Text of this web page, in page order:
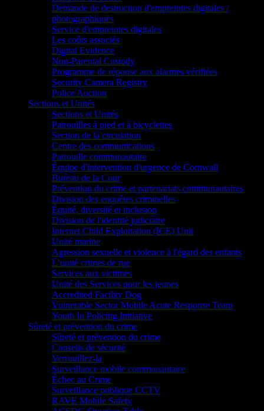
Demande de destruction d'empreintes digitales /
photographiques
Service d'empreintes digitales
Les coûts associés
Digital Evidence
Non-Parental Custody
Programme de réponse aux alarmes vérifiées
Security Camera Registry
Police Auction
Sections et Unités
Sections et Unités
Patrouilles à pied et à bicyclettes
Section de la circulation
Centre des communications
Patrouille communautaire
Équipe d'intervention d'urgence de Cornwall
Bureau de la Cour
Prévention du crime et partenariats communautaires
Division des enquêtes criminelles
Équité, diversité et inclusion
Division de l'identité judiciaire
Internet Child Exploitation (ICE) Unit
Unité marine
Agression sexuelle et violence à l'égard des enfants
L’unité crimes de rue
Services aux victimes
Unité des Services pour les jeunes
Accredited Facility Dog
Vulnerable Sector Mobile Acute Response Team
Youth In Policing Initiative
Sûreté et prévention du crime
Sûreté et prévention du crime
Conseils de sécurité
Verrouillez-la
Surveillance mobile communautaire
Échec au Crime
Surveillance publique CCTV
RAVE Mobile Safety